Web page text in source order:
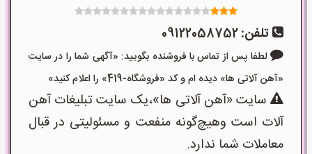
تلفن:09122058752
لطفا پس از تماس با فروشنده بگویید: «آگهی شما را در سایت
«آهن آلاتی ها» دیده ام و کد «فروشگاه-419» را اعلام کنید»
سایت «آهن آلاتی ها»،یک سایت تبلیغات آهن
آلات است وهیچ‌گونه منفعت و مسئولیتی در قبال
معاملات شما ندارد.